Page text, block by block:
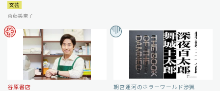
文芸
斎藤美奈子
谷原書店 朝宮運河のホラーワールド渉猟